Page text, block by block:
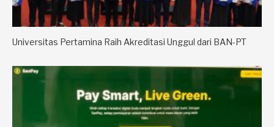
Universitas Pertamina Raih Akreditasi Unggul dari BAN-PT